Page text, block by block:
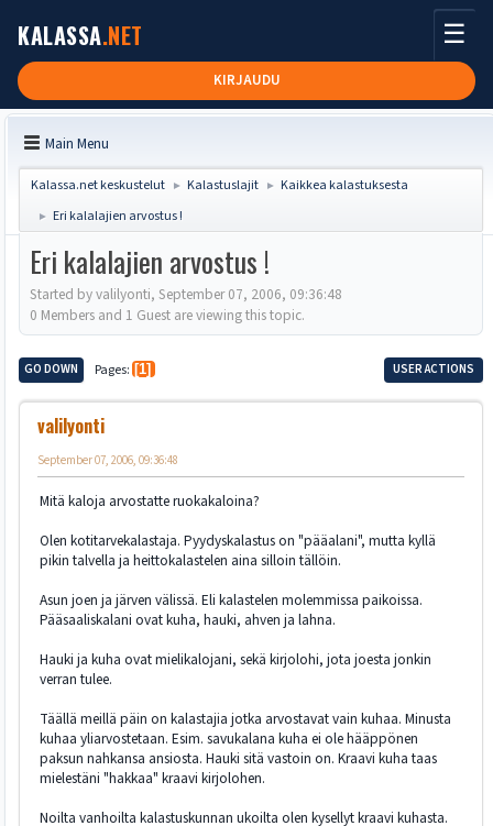
KALASSA.NET
KIRJAUDU
☰
Main Menu
Kalassa.net keskustelut ► Kalastuslajit ► Kaikkea kalastuksesta
► Eri kalalajien arvostus !
Eri kalalajien arvostus !
Started by valilyonti, September 07, 2006, 09:36:48
0 Members and 1 Guest are viewing this topic.
GO DOWN Pages 1 USER ACTIONS
valilyonti
September 07, 2006, 09:36:48
Mitä kaloja arvostatte ruokakaloina?
Olen kotitarvekalastaja. Pyydyskalastus on "pääalani", mutta kyllä
pikin talvella ja heittokalastelen aina silloin tällöin.
Asun joen ja järven välissä. Eli kalastelen molemmissa paikoissa.
Pääsaaliskalani ovat kuha, hauki, ahven ja lahna.
Hauki ja kuha ovat mielikalojani, sekä kirjolohi, jota joesta jonkin
verran tulee.
Täällä meillä päin on kalastajia jotka arvostavat vain kuhaa. Minusta
kuhaa yliarvostetaan. Esim. savukalana kuha ei ole hääppönen
paksun nahkansa ansiosta. Hauki sitä vastoin on. Kraavi kuha taas
mielestäni "hakkaa" kraavi kirjolohen.
Noilta vanhoilta kalastuskunnan ukoilta olen kysellyt kraavi kuhasta.